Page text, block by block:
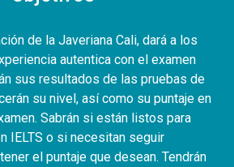
de la Javeriana Cali, dará a los
autentica con el examen
sus resultados de las pruebas de
su nivel, así como su puntaje en
Sabrán si están listos para
IELTS o si necesitan seguir
el puntaje que desean. Tendrán